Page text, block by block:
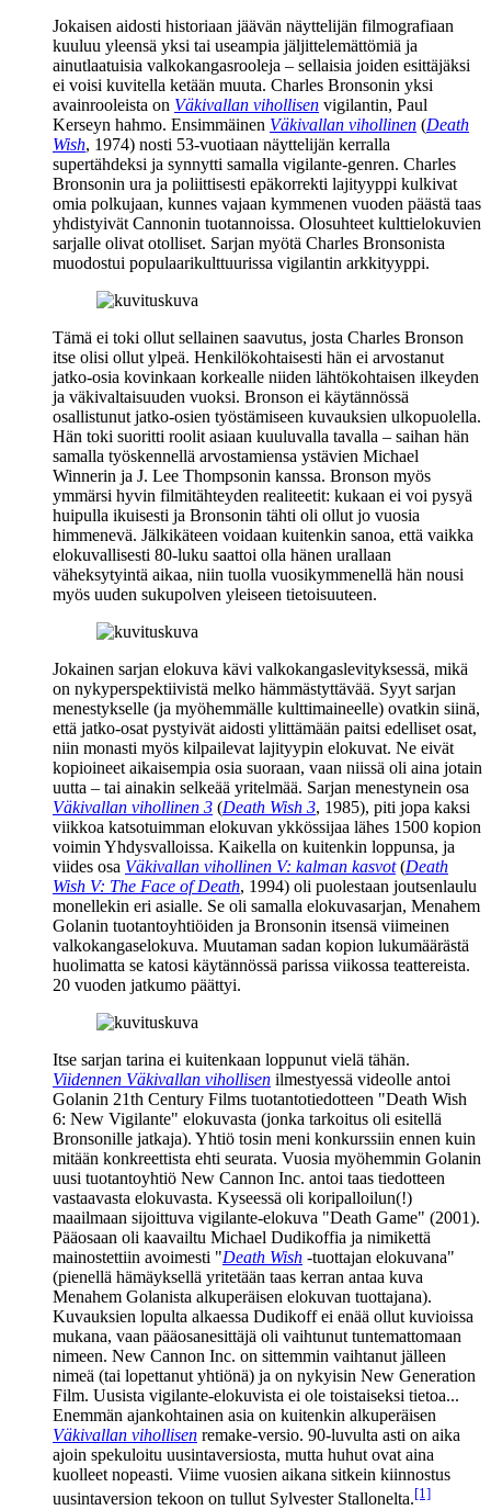
Jokaisen aidosti historiaan jäävän näyttelijän filmografiaan
kuuluu yleensä yksi tai useampia jäljittelemättömiä ja
ainutlaatuisia valkokangasrooleja – sellaisia joiden esittäjäksi
ei voisi kuvitella ketään muuta. Charles Bronsonin yksi
avainrooleista on Väkivallan vihollisen vigilantin, Paul
Kerseyn hahmo. Ensimmäinen Väkivallan vihollinen (Death
Wish, 1974) nosti 53‑vuotiaan näyttelijän kerralla
supertähdeksi ja synnytti samalla vigilante-genren. Charles
Bronsonin ura ja poliittisesti epäkorrekti lajityyppi kulkivat
omia polkujaan, kunnes vajaan kymmenen vuoden päästä taas
yhdistyivät Cannonin tuotannoissa. Olosuhteet kulttielokuvien
sarjalle olivat otolliset. Sarjan myötä Charles Bronsonista
muodostui populaarikulttuurissa vigilantin arkkityyppi.
Tämä ei toki ollut sellainen saavutus, josta Charles Bronson
itse olisi ollut ylpeä. Henkilökohtaisesti hän ei arvostanut
jatko-osia kovinkaan korkealle niiden lähtökohtaisen ilkeyden
ja väkivaltaisuuden vuoksi. Bronson ei käytännössä
osallistunut jatko-osien työstämiseen kuvauksien ulkopuolella.
Hän toki suoritti roolit asiaan kuuluvalla tavalla – saihan hän
samalla työskennellä arvostamiensa ystävien Michael
Winnerin ja J. Lee Thompsonin kanssa. Bronson myös
ymmärsi hyvin filmitähteyden realiteetit: kukaan ei voi pysyä
huipulla ikuisesti ja Bronsonin tähti oli ollut jo vuosia
himmenevä. Jälkikäteen voidaan kuitenkin sanoa, että vaikka
elokuvallisesti 80‑luku saattoi olla hänen urallaan
väheksytyintä aikaa, niin tuolla vuosikymmenellä hän nousi
myös uuden sukupolven yleiseen tietoisuuteen.
Jokainen sarjan elokuva kävi valkokangas­levityksessä, mikä
on nyky­perspektiivistä melko hämmästyttävää. Syyt sarjan
menestykselle (ja myöhemmälle kulttimaineelle) ovatkin siinä,
että jatko-osat pystyivät aidosti ylittämään paitsi edelliset osat,
niin monasti myös kilpailevat lajityypin elokuvat. Ne eivät
kopioineet aikaisempia osia suoraan, vaan niissä oli aina jotain
uutta – tai ainakin selkeää yritelmää. Sarjan menestynein osa
Väkivallan vihollinen 3 (Death Wish 3, 1985), piti jopa kaksi
viikkoa katsotuimman elokuvan ykkössijaa lähes 1500 kopion
voimin Yhdysvalloissa. Kaikella on kuitenkin loppunsa, ja
viides osa Väkivallan vihollinen V: kalman kasvot(Death
Wish V: The Face of Death, 1994) oli puolestaan joutsenlaulu
monellekin eri asialle. Se oli samalla elokuvasarjan, Menahem
Golanin tuotantoyhtiöiden ja Bronsonin itsensä viimeinen
valkokangaselokuva. Muutaman sadan kopion lukumäärästä
huolimatta se katosi käytännössä parissa viikossa teattereista.
20 vuoden jatkumo päättyi.
Itse sarjan tarina ei kuitenkaan loppunut vielä tähän.
Viidennen Väkivallan vihollisen ilmestyessä videolle antoi
Golanin 21th Century Films tuotantotiedotteen "Death Wish
6: New Vigilante" elokuvasta (jonka tarkoitus oli esitellä
Bronsonille jatkaja). Yhtiö tosin meni konkurssiin ennen kuin
mitään konkreettista ehti seurata. Vuosia myöhemmin Golanin
uusi tuotantoyhtiö New Cannon Inc. antoi taas tiedotteen
vastaavasta elokuvasta. Kyseessä oli koripalloilun(!)
maailmaan sijoittuva vigilante-elokuva "Death Game" (2001).
Pääosaan oli kaavailtu Michael Dudikoffia ja nimikettä
mainostettiin avoimesti "Death Wish ‑tuottajan elokuvana"
(pienellä hämäyksellä yritetään taas kerran antaa kuva
Menahem Golanista alkuperäisen elokuvan tuottajana).
Kuvauksien lopulta alkaessa Dudikoff ei enää ollut kuvioissa
mukana, vaan pääosanesittäjä oli vaihtunut tuntemattomaan
nimeen. New Cannon Inc. on sittemmin vaihtanut jälleen
nimeä (tai lopettanut yhtiönä) ja on nykyisin New Generation
Film. Uusista vigilante-elokuvista ei ole toistaiseksi tietoa...
Enemmän ajankohtainen asia on kuitenkin alkuperäisen
Väkivallan vihollisen remake-versio. 90‑luvulta asti on aika
ajoin spekuloitu uusintaversiosta, mutta huhut ovat aina
kuolleet nopeasti. Viime vuosien aikana sitkein kiinnostus
uusintaversion tekoon on tullut Sylvester Stallonelta.[1]